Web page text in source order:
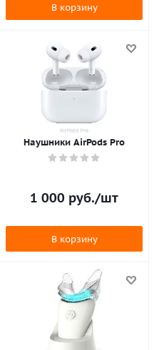
В корзину
Наушники AirPods Pro
1 000 руб./шт
В корзину